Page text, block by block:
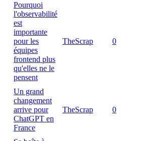
Pourquoi
l'observabilité
est
importante
pour les
équipes
frontend plus
qu'elles ne le
pensent
TheScrap 0
Un grand
changement
arrive pour
ChatGPT en
France
TheScrap 0